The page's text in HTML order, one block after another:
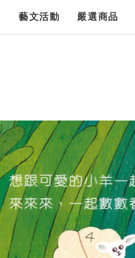
藝文活動 嚴選商品